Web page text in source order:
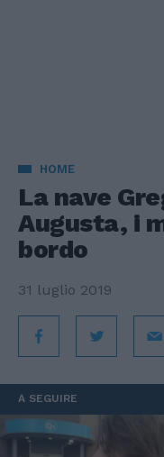
HOME
La nave
Augusta, i
bordo
31 luglio 2019
A SEGUIRE